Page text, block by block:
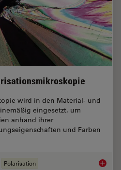
wird in den Material- und
eingesetzt, um
anhand ihrer
und Farben
Polarisation Das